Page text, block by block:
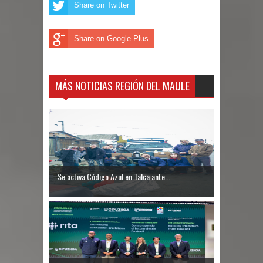
Share on Twitter
Share on Google Plus
MÁS NOTICIAS REGIÓN DEL MAULE
Se activa Código Azul en Talca ante...